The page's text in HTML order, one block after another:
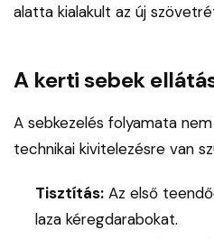
alatta kialakult az új
A kerti sebek
A sebkezelés folyamata
technikai kivitelezésre van
Tisztítás: Az első
laza kéregdarabokat.